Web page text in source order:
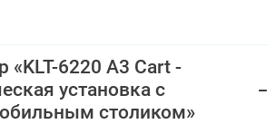
«KLT-6220 A3 Cart -
установка с
столиком»